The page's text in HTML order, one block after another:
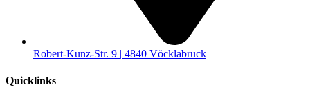
Robert-Kunz-Str. 9 | 4840 Vöcklabruck
Quicklinks